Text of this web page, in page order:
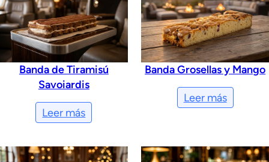
Banda de Tiramisú
Savoiardis
Leer más
Banda Grosellas y Mango
Leer más